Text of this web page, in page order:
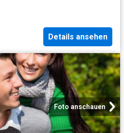
Details ansehen
Foto anschauen